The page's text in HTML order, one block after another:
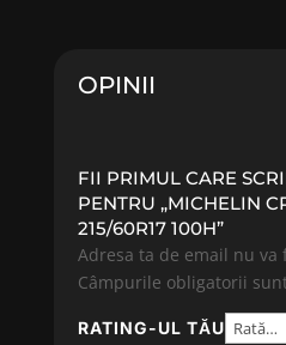
OPINII
FII PRIMUL CARE
PENTRU „MICHELIN
215/60R17 100H”
Adresa ta de email nu va
Câmpurile obligatorii
RATING-UL TĂU